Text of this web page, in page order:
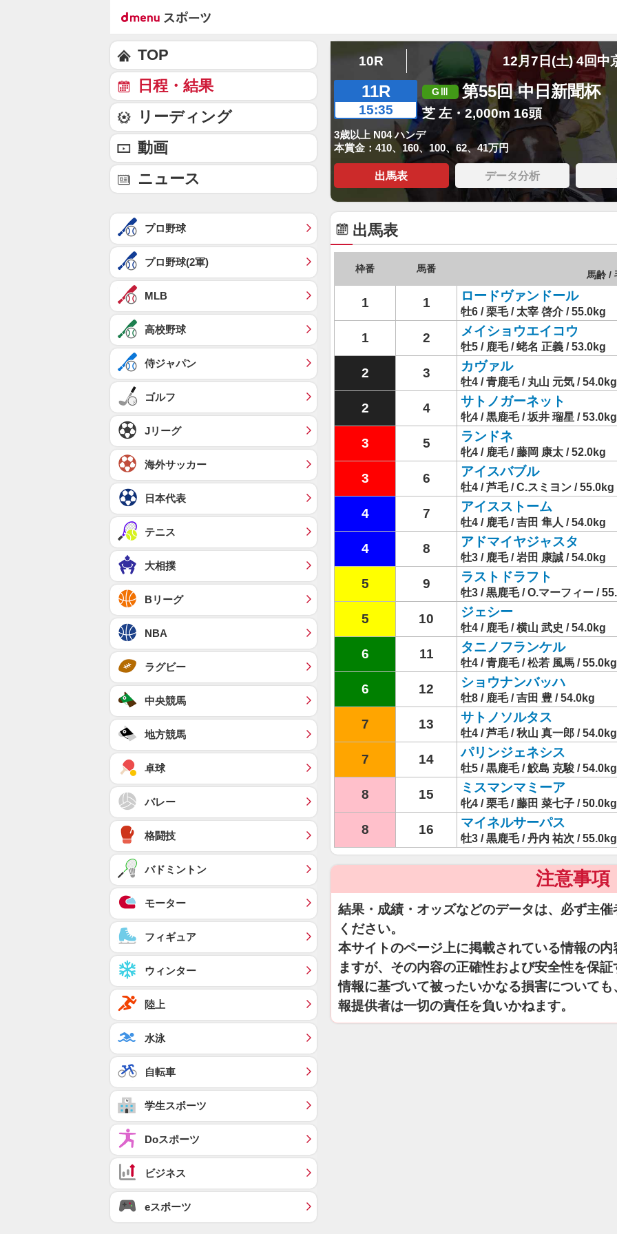
10R 12月7日(土) 4回中
11R
15:35
第55回 中日新聞杯
芝 左・2,000m 16頭
3歳以上 N04 ハンデ
本賞金：410、160、100、62、41万円
出馬表 データ分析
出馬表
枠番 馬番
馬齢 /
1 1 ロードヴァンドール
牡6 / 栗毛 / 太宰 啓介 / 55.0kg
1 2 メイショウエイコウ
牡5 / 鹿毛 / 蛯名 正義 / 53.0kg
2 3 カヴァル
牡4 / 青鹿毛 / 丸山 元気 / 54.0kg
2 4 サトノガーネット
牝4 / 黒鹿毛 / 坂井 瑠星 / 53.0kg
3 5 ランドネ
牝4 / 鹿毛 / 藤岡 康太 / 52.0kg
3 6 アイスバブル
牡4 / 芦毛 / C.スミヨン / 55.0kg
4 7 アイスストーム
牡4 / 鹿毛 / 吉田 隼人 / 54.0kg
4 8 アドマイヤジャスタ
牡3 / 鹿毛 / 岩田 康誠 / 54.0kg
5 9 ラストドラフト
牡3 / 黒鹿毛 / O.マーフィー /
5 10 ジェシー
牡4 / 鹿毛 / 横山 武史 / 54.0kg
6 11 タニノフランケル
牡4 / 青鹿毛 / 松若 風馬 / 55.0kg
6 12 ショウナンバッハ
牡8 / 鹿毛 / 吉田 豊 / 54.0kg
7 13 サトノソルタス
牡4 / 芦毛 / 秋山 真一郎 / 54.0kg
7 14 パリンジェネシス
牡5 / 黒鹿毛 / 鮫島 克駿 / 54.0kg
8 15 ミスマンマミーア
牝4 / 栗毛 / 藤田 菜七子 / 50.0kg
8 16 マイネルサーパス
牡3 / 黒鹿毛 / 丹内 祐次 / 55.0kg
注意事項
結果・成績・オッズなどのデータは、必ず主
ください。
本サイトのページ上に掲載されている情報の
ますが、その内容の正確性および安全性を保
情報に基づいて被ったいかなる損害について
報提供者は一切の責任を負いかねます。
TOP
日程・結果
リーディング
動画
ニュース
プロ野球
プロ野球(2軍)
MLB
高校野球
侍ジャパン
ゴルフ
Jリーグ
海外サッカー
日本代表
テニス
大相撲
Bリーグ
NBA
ラグビー
中央競馬
地方競馬
卓球
バレー
格闘技
バドミントン
モーター
フィギュア
ウィンター
陸上
水泳
自転車
学生スポーツ
Doスポーツ
ビジネス
eスポーツ